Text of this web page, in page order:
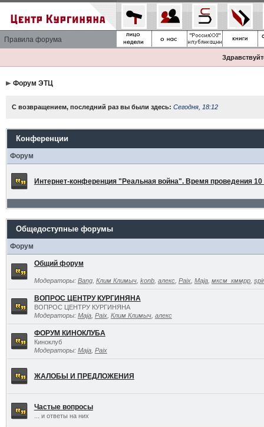
Правила форума
Форум ЭТЦ
С возвращением, последний раз вы были здесь: Сегодня, 18:12
Конференции
Форум
Интернет-конференция "Реальная война". Время проведения 10
Общедоступные форумы
Форум
Общий форум
Модераторы: Bang, Клим Климыч, konb, алекс, Paix, Maja, мксм_кммрр,
ВОПРОС ЦЕНТРУ КУРГИНЯНА
ВОПРОС ЦЕНТРУ КУРГИНЯНА
Модераторы: Maja, Paix, Клим Климыч, алекс
ФОРУМ КИНОКЛУБА
Киноклуб
Модераторы: Maja, Paix
ЖАЛОБЫ И ПРЕДЛОЖЕНИЯ
Частые вопросы
... и ответы на них